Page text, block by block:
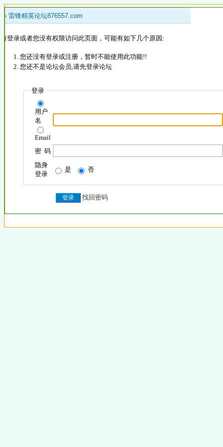
» 雷锋精英论坛876557.com
登录或者您没有权限访问此页面，可能有如下几个原因:
您还没有登录或注册，暂时不能使用此功能!!
您还不是论坛会员,请先登录论坛
登录
用户
名
Email
密 码
隐身
登录
是 否
找回密码